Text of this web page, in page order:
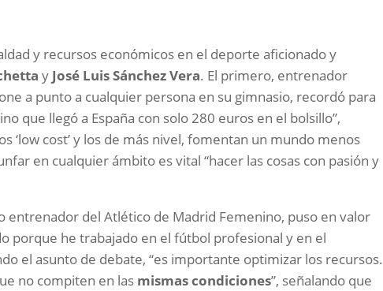
y recursos económicos en el deporte aficionado y
y José Luis Sánchez Vera. El primero, entrenador
a punto a cualquier persona en su gimnasio, recordó para
que llegó a España con solo 280 euros en el bolsillo”,
‘low cost’ y los de más nivel, fomentan un mundo menos
en cualquier ámbito es vital “hacer las cosas con pasión y
entrenador del Atlético de Madrid Femenino, puso en valor
porque he trabajado en el fútbol profesional y en el
el asunto de debate, “es importante optimizar los recursos.
no compiten en las mismas condiciones”, señalando que